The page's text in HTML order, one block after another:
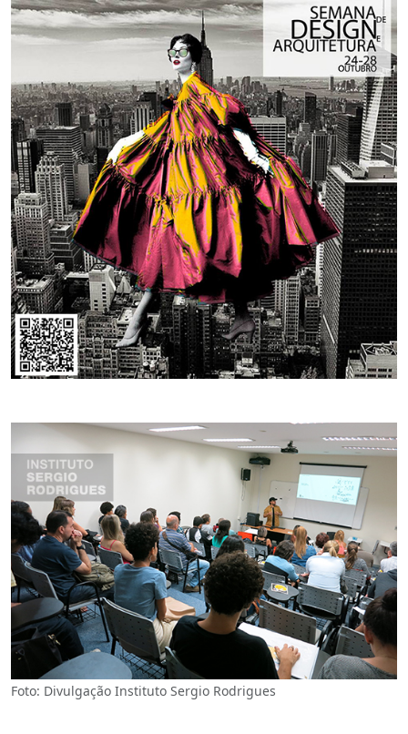
Foto: Divulgação Instituto Sergio Rodrigues